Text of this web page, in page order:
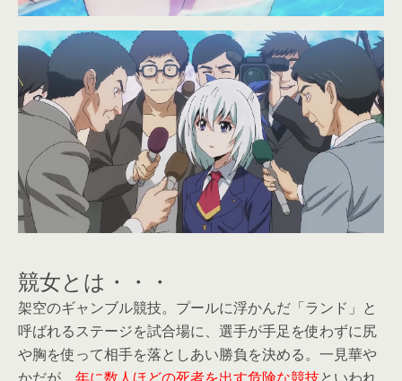
競女とは・・・
架空のギャンブル競技。プールに浮かんだ「ランド」と
呼ばれるステージを試合場に、選手が手足を使わずに尻
や胸を使って相手を落としあい勝負を決める。一見華や